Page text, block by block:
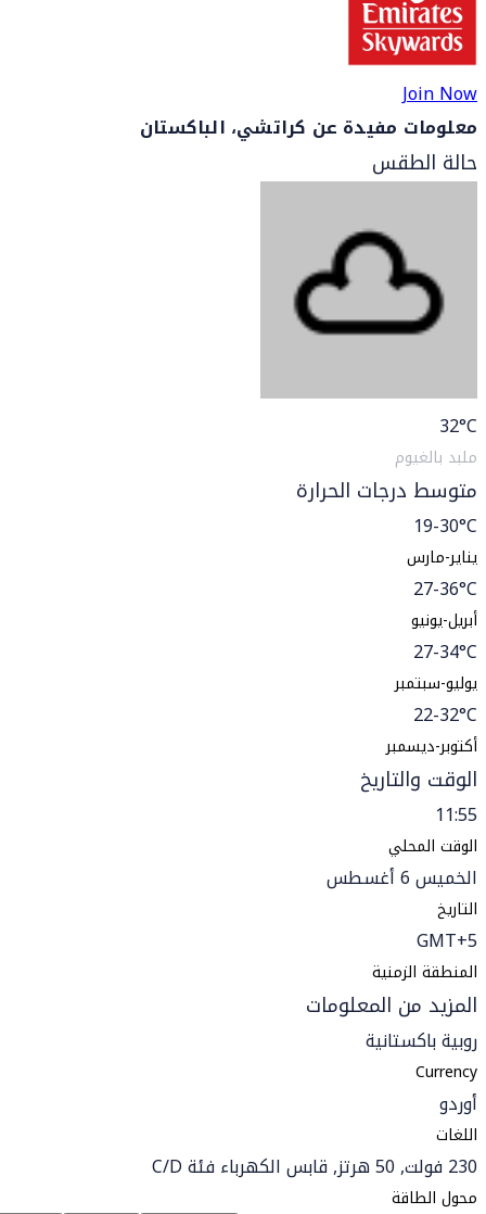
Join Now
معلومات مفيدة عن كراتشي، الباكستان
حالة الطقس
32°C
ملبد بالغيوم
متوسط درجات الحرارة
19-30°C
يناير-مارس
27-36°C
أبريل-يونيو
27-34°C
يوليو-سبتمبر
22-32°C
أكتوبر-ديسمبر
الوقت والتاريخ
11:55
الوقت المحلي
الخميس 6 أغسطس
التاريخ
GMT+5
المنطقة الزمنية
المزيد من المعلومات
روبية باكستانية
Currency
أوردو
اللغات
230 فولت, 50 هرتز, قابس الكهرباء فئة C/D
محول الطاقة